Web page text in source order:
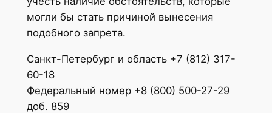
могли бы стать причиной вынесения
подобного запрета.
Санкт-Петербург и область +7 (812) 317-
60-18
Федеральный номер +8 (800) 500-27-29
доб. 859